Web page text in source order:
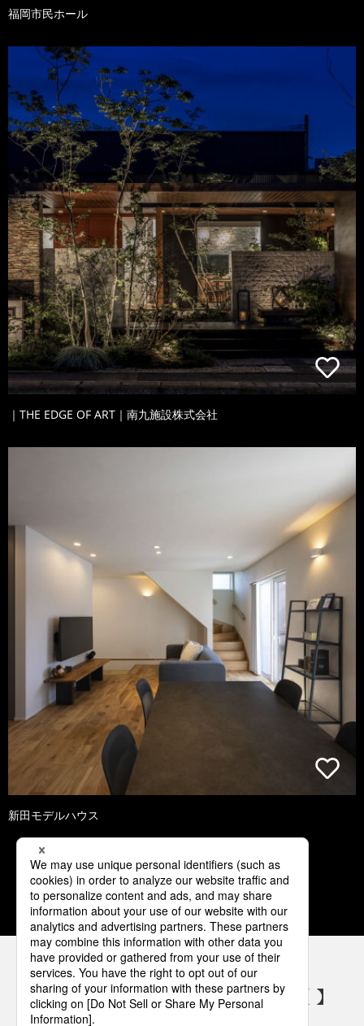
福岡市民ホール
｜THE EDGE OF ART｜南九施設株式会社
新田モデルハウス
1 2 3 4 5
パナソニックの電気設備 SNSアカウント